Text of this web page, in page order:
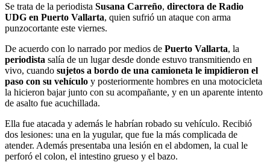
Se trata de la periodista Susana Carreño, directora de Radio
UDG en Puerto Vallarta, quien sufrió un ataque con arma
punzocortante este viernes.
De acuerdo con lo narrado por medios de Puerto Vallarta, la
periodista salía de un lugar desde donde estuvo transmitiendo en
vivo, cuando sujetos a bordo de una camioneta le impidieron el
paso con su vehículo y posteriormente hombres en una motocicleta
la hicieron bajar junto con su acompañante, y en un aparente intento
de asalto fue acuchillada.
Ella fue atacada y además le habrían robado su vehículo. Recibió
dos lesiones: una en la yugular, que fue la más complicada de
atender. Además presentaba una lesión en el abdomen, la cual le
perforó el colon, el intestino grueso y el bazo.